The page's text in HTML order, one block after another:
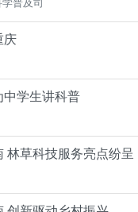
普及司
庆
中学生讲科普
林草科技服务亮点纷呈